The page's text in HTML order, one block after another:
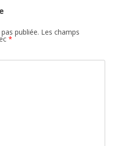
publiée. Les champs
*